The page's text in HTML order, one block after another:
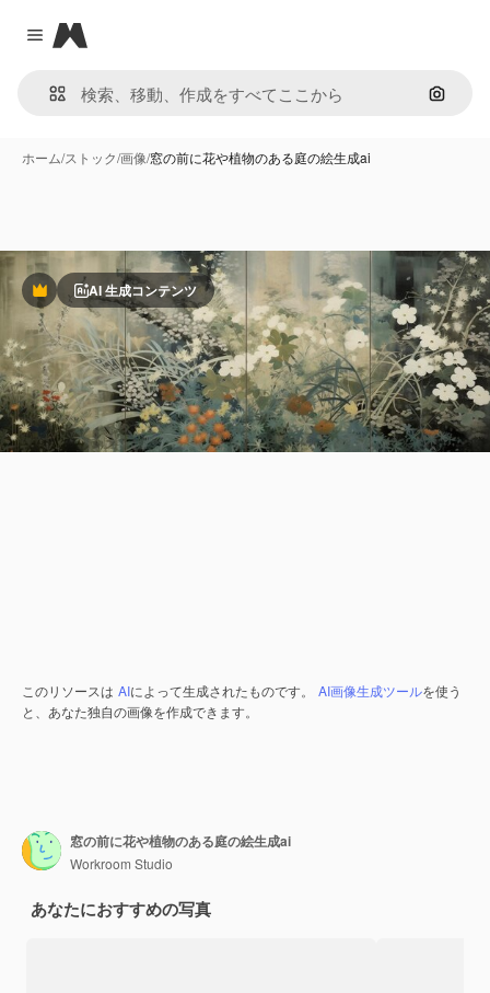
Close menu
Magnific
画像で
ホーム/ストック/画像/窓の前に花や植物のある庭の絵生成ai
PremiumAI 生成コンテンツ
このリソースは AIによって生成されたものです。 AI画像生成ツールを使う
と、あなた独自の画像を作成できます。
窓の前に花や植物のある庭の絵生成ai
Workroom Studio
あなたにおすすめの写真